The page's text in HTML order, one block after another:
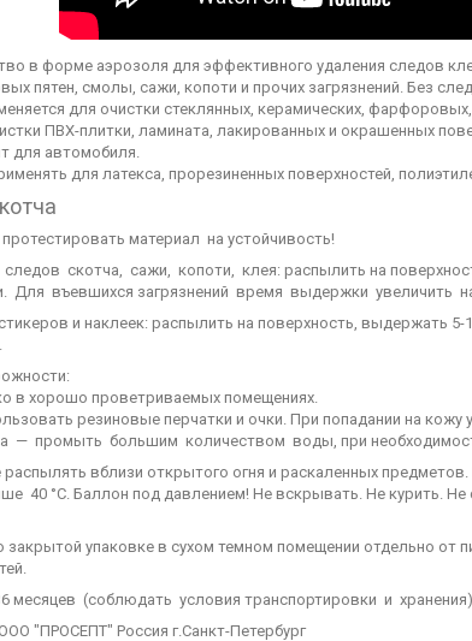
в форме аэрозоля для эффективного удаления следов
пятен, смолы, сажи, копоти и прочих загрязнений. Без
для очистки стеклянных, керамических,
ПВХ-плитки, ламината, лакированных и окрашенных
для автомобиля.
для латекса, прорезиненных поверхностей,
материал на устойчивость!
скотча, сажи, копоти, клея: распылить на
Для въевшихся загрязнений время выдержки увеличить
и наклеек: распылить на поверхность, выдержать 5-
в хорошо проветриваемых помещениях.
резиновые перчатки и очки. При попадании на
— промыть большим количеством воды, при
вблизи открытого огня и раскаленных
40 °С. Баллон под давлением! Не вскрывать. Не курить. Не
закрытой упаковке в сухом темном помещении отдельно
месяцев (соблюдать условия транспортировки и хранения).
"ПРОСЕПТ" Россия г.Санкт-Петербург